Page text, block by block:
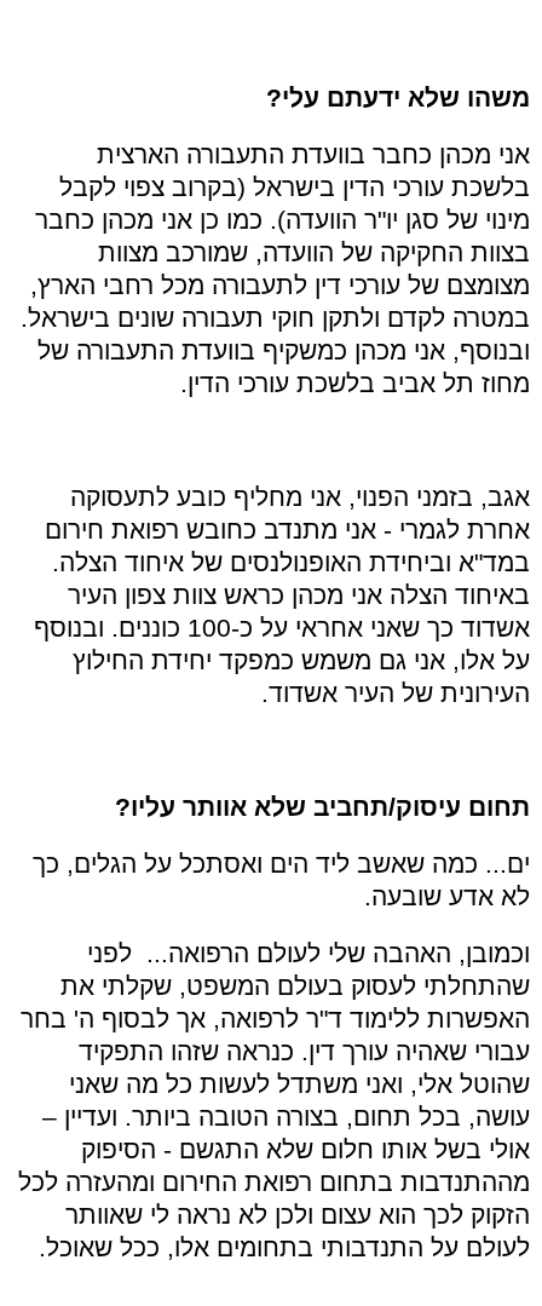
משהו שלא ידעתם עלי?
אני מכהן כחבר בוועדת התעבורה הארצית
בלשכת עורכי הדין בישראל (בקרוב צפוי לקבל
מינוי של סגן יו"ר הוועדה). כמו כן אני מכהן כחבר
בצוות החקיקה של הוועדה, שמורכב מצוות
מצומצם של עורכי דין לתעבורה מכל רחבי הארץ,
במטרה לקדם ולתקן חוקי תעבורה שונים בישראל.
ובנוסף, אני מכהן כמשקיף בוועדת התעבורה של
מחוז תל אביב בלשכת עורכי הדין.
אגב, בזמני הפנוי, אני מחליף כובע לתעסוקה
אחרת לגמרי - אני מתנדב כחובש רפואת חירום
במד"א וביחידת האופנולנסים של איחוד הצלה.
באיחוד הצלה אני מכהן כראש צוות צפון העיר
אשדוד כך שאני אחראי על כ-100 כוננים. ובנוסף
על אלו, אני גם משמש כמפקד יחידת החילוץ
העירונית של העיר אשדוד.
תחום עיסוק/תחביב שלא אוותר עליו?
ים... כמה שאשב ליד הים ואסתכל על הגלים, כך
לא אדע שובעה.
וכמובן, האהבה שלי לעולם הרפואה... לפני
שהתחלתי לעסוק בעולם המשפט, שקלתי את
האפשרות ללימוד ד"ר לרפואה, אך לבסוף ה' בחר
עבורי שאהיה עורך דין. כנראה שזהו התפקיד
שהוטל אלי, ואני משתדל לעשות כל מה שאני
עושה, בכל תחום, בצורה הטובה ביותר. ועדיין –
אולי בשל אותו חלום שלא התגשם - הסיפוק
מההתנדבות בתחום רפואת החירום ומהעזרה לכל
הזקוק לכך הוא עצום ולכן לא נראה לי שאוותר
לעולם על התנדבותי בתחומים אלו, ככל שאוכל.